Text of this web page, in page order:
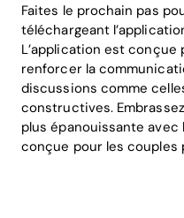
Faites le prochain pas
téléchargeant
L’application est
renforcer la
discussions comme
constructives.
plus épanouissante avec
conçue pour les couples